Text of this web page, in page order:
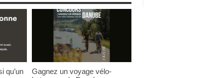
qu’un
Gagnez un voyage vélo-